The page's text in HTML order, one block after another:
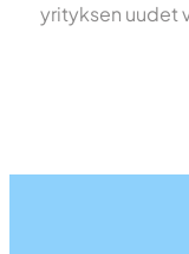
yrityksen uudet